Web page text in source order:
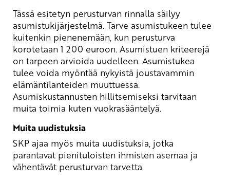
Tässä esitetyn perusturvan rinnalla säilyy
asumistukijärjestelmä. Tarve asumistukeen tulee
kuitenkin pienenemään, kun perusturva
korotetaan 1 200 euroon. Asumistuen kriteerejä
on tarpeen arvioida uudelleen. Asumistukea
tulee voida myöntää nykyistä joustavammin
elämäntilanteiden muuttuessa.
Asumiskustannusten hillitsemiseksi tarvitaan
muita toimia kuten vuokrasääntelyä.
Muita uudistuksia
SKP ajaa myös muita uudistuksia, jotka
parantavat pienituloisten ihmisten asemaa ja
vähentävät perusturvan tarvetta.